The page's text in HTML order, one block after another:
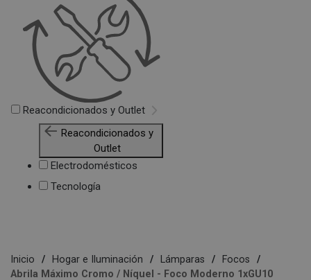
Reacondicionados y Outlet
Reacondicionados y
Outlet
Electrodomésticos
Tecnología
Inicio Hogar e Iluminación Lámparas
Focos
Abrila Máximo Cromo / Níquel - Foco Moderno 1xGU10